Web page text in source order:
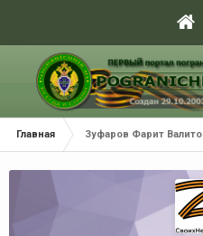
Главная Зуфаров Фарит